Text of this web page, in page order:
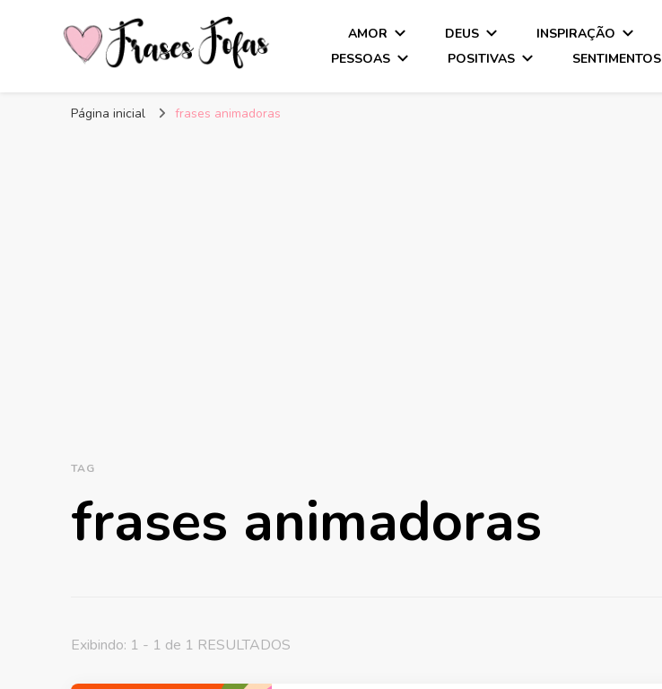
Frases Fofas
AMOR DEUS INSPIRAÇÃO
PESSOAS
POSITIVAS SENTIMENTOS
Página inicial frases animadoras
TAG
frases animadoras
Exibindo: 1 - 1 de 1 RESULTADOS